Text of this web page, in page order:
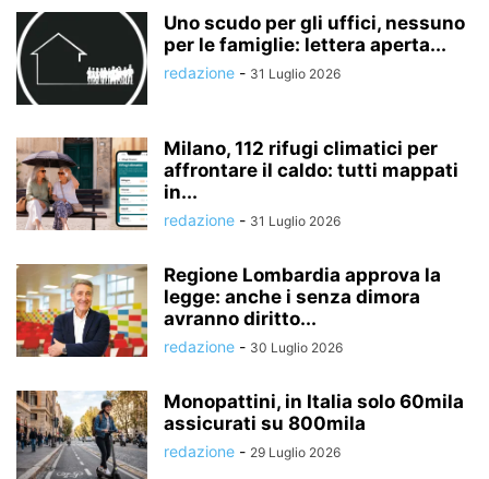
Uno scudo per gli uffici, nessuno
per le famiglie: lettera aperta...
redazione - 31 Luglio 2026
Milano, 112 rifugi climatici per
affrontare il caldo: tutti mappati
in...
redazione - 31 Luglio 2026
Regione Lombardia approva la
legge: anche i senza dimora
avranno diritto...
redazione - 30 Luglio 2026
Monopattini, in Italia solo 60mila
assicurati su 800mila
redazione - 29 Luglio 2026